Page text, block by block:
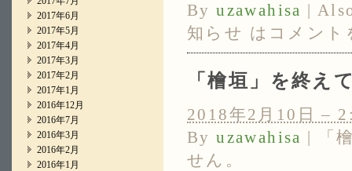
Byuzawahisa |
知らせ は コメント
「檜垣」を終え
2018年2月10日 –
Byuzawahisa |
「
せん。
2017年6月
2017年5月
2017年4月
2017年3月
2017年2月
2017年1月
2016年12月
2016年7月
2016年3月
2016年2月
2016年1月